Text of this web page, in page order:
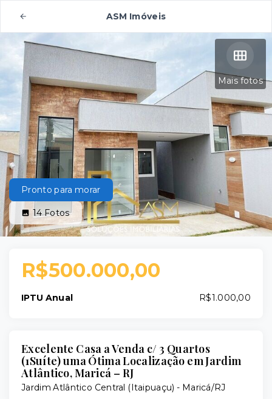
ASM Imóveis
Mais fotos
Pronto para morar
14Fotos
R$500.000,00
IPTU Anual R$1.000,00
Excelente Casa a Venda c/ 3 Quartos
(1Suíte) uma Ótima Localização em Jardim
Atlântico, Maricá – RJ
Jardim Atlântico Central (Itaipuaçu) - Maricá/RJ